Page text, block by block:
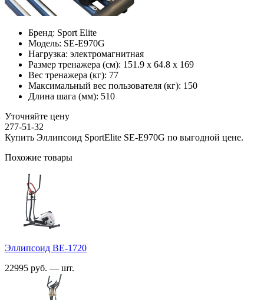
Бренд: Sport Elite
Модель: SE-E970G
Нагрузка: электромагнитная
Размер тренажера (см): 151.9 х 64.8 х 169
Вес тренажера (кг): 77
Максимальный вес пользователя (кг): 150
Длина шага (мм): 510
Уточняйте цену
277-51-32
Купить Эллипсоид SportElite SE-E970G по выгодной цене.
Похожие товары
Эллипсоид BE-1720
22995 руб. — шт.